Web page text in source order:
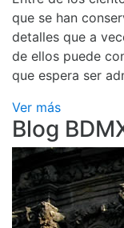
que se han
detalles que a
de ellos puede
que espera ser
Ver más
Blog